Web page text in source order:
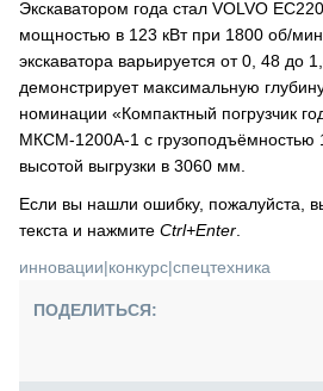
Экскаватором года стал VOLVO
мощностью в 123 кВт при 1800 об/
экскаватора варьируется от 0, 48 до
демонстрирует максимальную
номинации «Компактный погрузчик
МКСМ-1200А-1 с грузоподъёмностью
высотой выгрузки в 3060 мм.
Если вы нашли ошибку, пожалуйста,
текста и нажмите Ctrl+Enter
инновации|конкурс|спецтехника
ПОДЕЛИТЬСЯ: